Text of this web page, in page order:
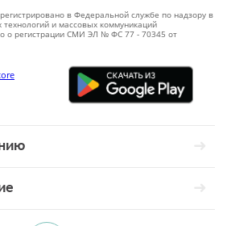
в Федеральной службе по надзору в
и массовых коммуникаций
о регистрации СМИ ЭЛ № ФС 77 - 70345 от